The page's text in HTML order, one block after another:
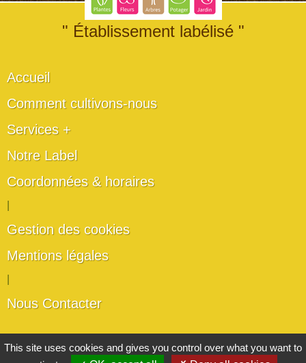
" Établissement labélisé "
Accueil
Comment cultivons-nous
Services +
Notre Label
Coordonnées & horaires
Gestion des cookies
Mentions légales
Nous Contacter
Les artisans du végétal
This site uses cookies and gives you control over what you want to